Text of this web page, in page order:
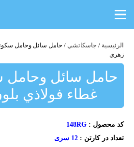
الرئيسية / جاسكاتشي / حامل سائل وحامل
زهري
حامل سائل
غطاء فولاذي
کد محصول : 148RG
تعداد در کارتن : 12 سری